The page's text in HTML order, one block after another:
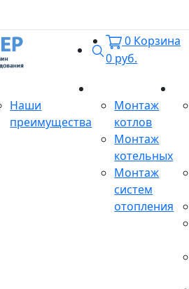
Поиск
0 Корзина
0 руб.
Наши
преимущества
Монтаж
котлов
Монтаж
котельных
Монтаж
систем
отопления